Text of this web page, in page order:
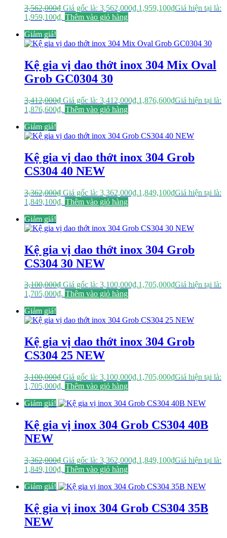
3,562,000₫ Giá gốc là: 3,562,000₫.1,959,100₫Giá hiện tại là:
1,959,100₫. Thêm vào giỏ hàng
Giảm giá!
Kệ gia vị dao thớt inox 304 Mix Oval
Grob GC0304 30
3,412,000₫ Giá gốc là: 3,412,000₫.1,876,600₫Giá hiện tại là:
1,876,600₫. Thêm vào giỏ hàng
Giảm giá!
Kệ gia vị dao thớt inox 304 Grob
CS304 40 NEW
3,362,000₫ Giá gốc là: 3,362,000₫.1,849,100₫Giá hiện tại là:
1,849,100₫. Thêm vào giỏ hàng
Giảm giá!
Kệ gia vị dao thớt inox 304 Grob
CS304 30 NEW
3,100,000₫ Giá gốc là: 3,100,000₫.1,705,000₫Giá hiện tại là:
1,705,000₫. Thêm vào giỏ hàng
Giảm giá!
Kệ gia vị dao thớt inox 304 Grob
CS304 25 NEW
3,100,000₫ Giá gốc là: 3,100,000₫.1,705,000₫Giá hiện tại là:
1,705,000₫. Thêm vào giỏ hàng
Giảm giá!
Kệ gia vị inox 304 Grob CS304 40B
NEW
3,362,000₫ Giá gốc là: 3,362,000₫.1,849,100₫Giá hiện tại là:
1,849,100₫. Thêm vào giỏ hàng
Giảm giá!
Kệ gia vị inox 304 Grob CS304 35B
NEW